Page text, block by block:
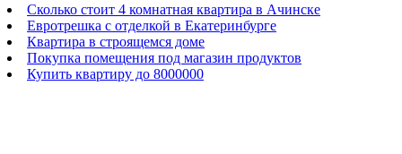
Сколько стоит 4 комнатная квартира в Ачинске
Евротрешка с отделкой в Екатеринбурге
Квартира в строящемся доме
Покупка помещения под магазин продуктов
Купить квартиру до 8000000